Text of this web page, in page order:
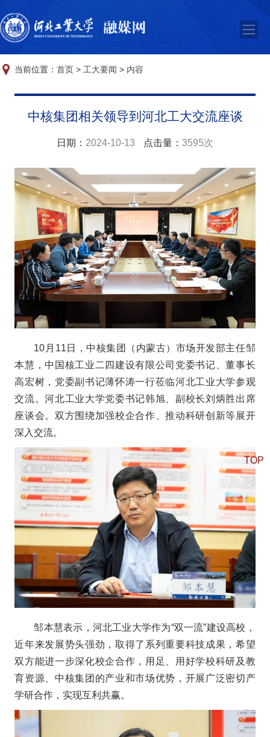
当前位置：首页 > 工大要闻 > 内容
中核集团相关领导到河北工大交流座谈
日期： 2024-10-13 点击量： 3595次
10月11日，中核集团（内蒙古）市场开发部主任邹
本慧，中国核工业二四建设有限公司党委书记、董事长
高宏树，党委副书记薄怀涛一行莅临河北工业大学参观
交流。河北工业大学党委书记韩旭、副校长刘炳胜出席
座谈会。双方围绕加强校企合作、推动科研创新等展开
深入交流。
邹本慧表示，河北工业大学作为“双一流”建设高校，
近年来发展势头强劲，取得了系列重要科技成果，希望
双方能进一步深化校企合作，用足、用好学校科研及教
育资源、中核集团的产业和市场优势，开展广泛密切产
学研合作，实现互利共赢。
TOP